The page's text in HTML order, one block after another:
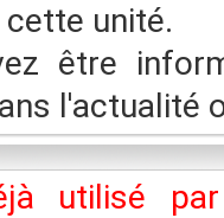
unité.
être
l'actualité
utilisé